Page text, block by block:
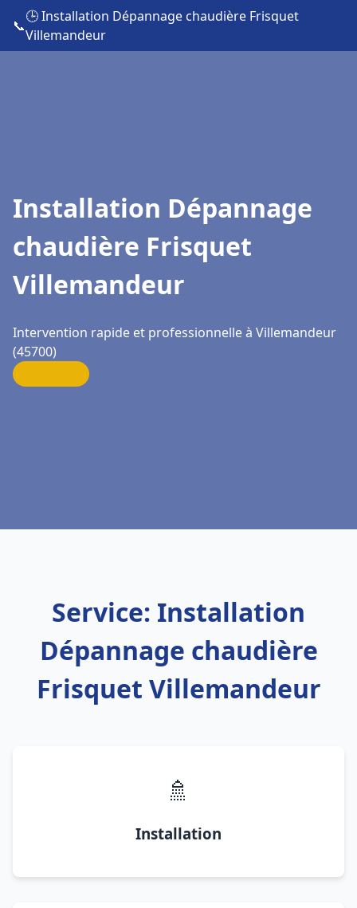
📞
🕒 Installation Dépannage chaudière Frisquet
Villemandeur
Installation Dépannage
chaudière Frisquet
Villemandeur
Intervention rapide et professionnelle à Villemandeur
(45700)
Service: Installation
Dépannage chaudière
Frisquet Villemandeur
🚿
Installation